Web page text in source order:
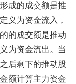
成的成交额是推
义为资金流入，
的成交额是推动
为资金流出。当
后剩下的推动股
额计算主力资金